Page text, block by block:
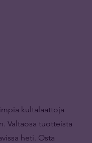
kultalaattoja
Valtaosa tuotteista
heti. Osta